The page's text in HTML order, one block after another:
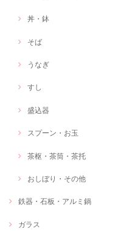
丼・鉢
そば
うなぎ
すし
盛込器
スプーン・お玉
茶枢・茶筒・茶托
おしぼり・その他
鉄器・石板・アルミ鍋
ガラス